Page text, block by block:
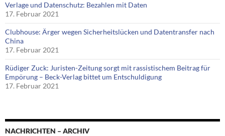
Verlage und Datenschutz: Bezahlen mit Daten
17. Februar 2021
Clubhouse: Ärger wegen Sicherheitslücken und Datentransfer nach
China
17. Februar 2021
Rüdiger Zuck: Juristen-Zeitung sorgt mit rassistischem Beitrag für
Empörung – Beck-Verlag bittet um Entschuldigung
17. Februar 2021
NACHRICHTEN – ARCHIV